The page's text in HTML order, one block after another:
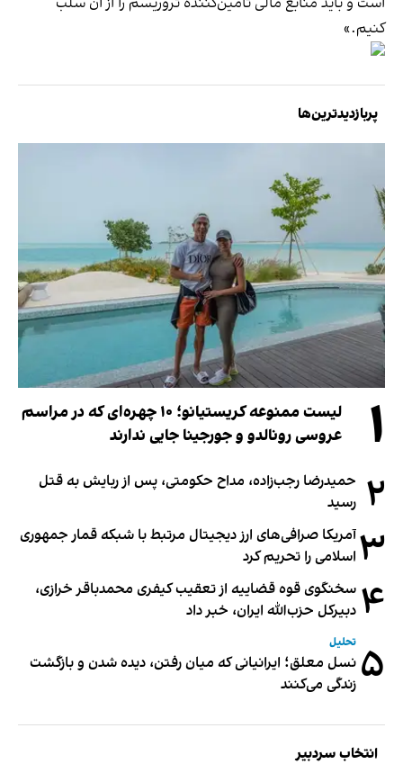
کنیم.»
پربازدیدترین‌ها
۱
لیست ممنوعه کریستیانو؛ ۱۰ چهره‌ای که در مراسم
عروسی رونالدو و جورجینا جایی ندارند
۲ حمیدرضا رجب‌زاده، مداح حکومتی، پس از ربایش به قتل
رسید
۳آمریکا صرافی‌های ارز دیجیتال مرتبط با شبکه قمار جمهوری
اسلامی را تحریم کرد
۴ سخنگوی قوه قضاییه از تعقیب کیفری محمدباقر خرازی،
دبیر‌کل حزب‌الله ایران، خبر داد
۵ تحلیل
نسل معلق؛ ایرانیانی که میان رفتن، دیده شدن و بازگشت
زندگی می‌کنند
انتخاب سردبیر